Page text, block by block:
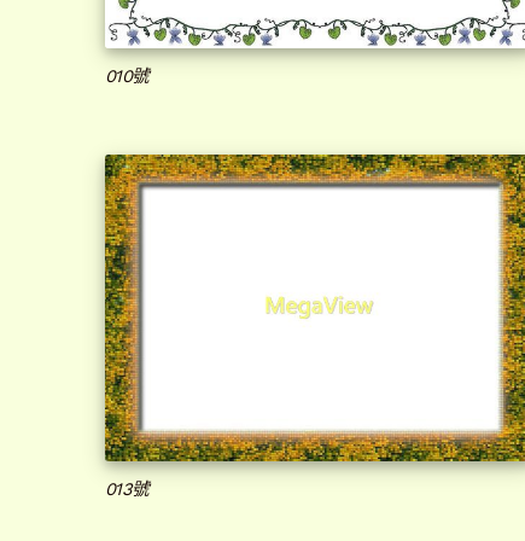
010號
013號